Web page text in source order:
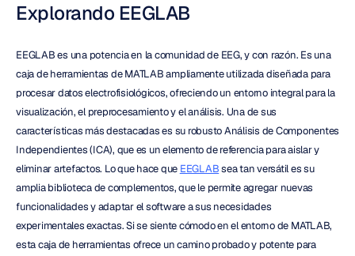
Explorando EEGLAB
EEGLAB es una potencia en la comunidad de EEG, y con razón. Es una
caja de herramientas de MATLAB ampliamente utilizada diseñada para
procesar datos electrofisiológicos, ofreciendo un entorno integral para la
visualización, el preprocesamiento y el análisis. Una de sus
características más destacadas es su robusto Análisis de Componentes
Independientes (ICA), que es un elemento de referencia para aislar y
eliminar artefactos. Lo que hace que EEGLAB sea tan versátil es su
amplia biblioteca de complementos, que le permite agregar nuevas
funcionalidades y adaptar el software a sus necesidades
experimentales exactas. Si se siente cómodo en el entorno de MATLAB,
esta caja de herramientas ofrece un camino probado y potente para